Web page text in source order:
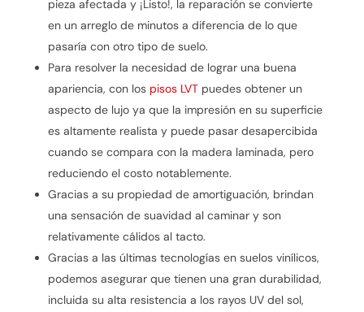
pieza afectada y ¡Listo!, la reparación se convierte
en un arreglo de minutos a diferencia de lo que
pasaría con otro tipo de suelo.
Para resolver la necesidad de lograr una buena
apariencia, con los pisos LVTpuedes obtener un
aspecto de lujo ya que la impresión en su superficie
es altamente realista y puede pasar desapercibida
cuando se compara con la madera laminada, pero
reduciendo el costo notablemente.
Gracias a su propiedad de amortiguación, brindan
una sensación de suavidad al caminar y son
relativamente cálidos al tacto.
Gracias a las últimas tecnologías en suelos vinílicos,
podemos asegurar que tienen una gran durabilidad,
incluida su alta resistencia a los rayos UV del sol,